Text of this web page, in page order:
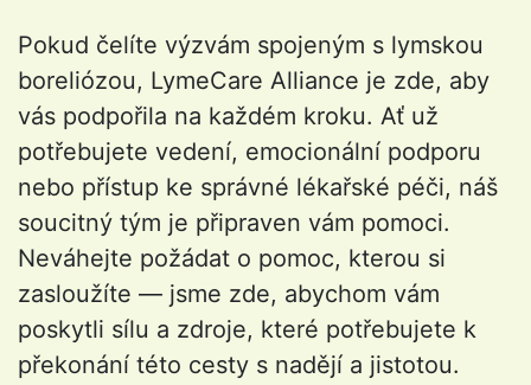
Pokud čelíte výzvám spojeným s lymskou
boreliózou, LymeCare Alliance je zde, aby
vás podpořila na každém kroku. Ať už
potřebujete vedení, emocionální podporu
nebo přístup ke správné lékařské péči, náš
soucitný tým je připraven vám pomoci.
Neváhejte požádat o pomoc, kterou si
zasloužíte — jsme zde, abychom vám
poskytli sílu a zdroje, které potřebujete k
překonání této cesty s nadějí a jistotou.